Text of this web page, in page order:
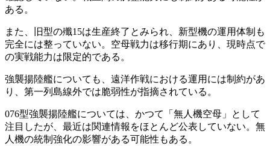
ある。
また、旧型の殲15は生産終了とみられ、新型機の運用体制も
完全には整っていない。空母戦力は移行期にあり、現時点で
の実戦能力は限定的である。
強襲揚陸艦についても、遠洋作戦における運用には制約があ
り、第一列島線外では脆弱性が指摘されている。
076型強襲揚陸艦については、かつて「無人機空母」として
注目したが、最近は関連情報をほとんど公表していない。無
人機の統制強化の影響がある可能性もある。